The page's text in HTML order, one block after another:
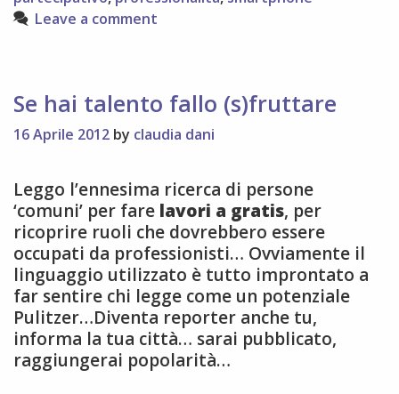
Leave a comment
Se hai talento fallo (s)fruttare
16 Aprile 2012 by claudia dani
Leggo l’ennesima ricerca di persone
‘comuni’ per fare lavori a gratis, per
ricoprire ruoli che dovrebbero essere
occupati da professionisti… Ovviamente il
linguaggio utilizzato è tutto improntato a
far sentire chi legge come un potenziale
Pulitzer…Diventa reporter anche tu,
informa la tua città… sarai pubblicato,
raggiungerai popolarità…